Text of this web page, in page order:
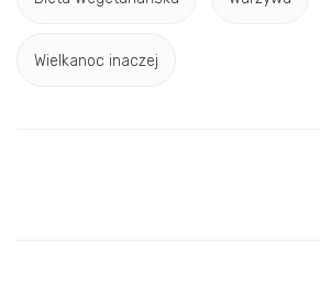
Wielkanoc inaczej